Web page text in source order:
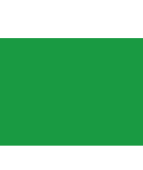
请不要
正如“
痴呆
看到女